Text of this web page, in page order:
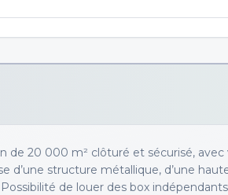
de 20 000 m² clôturé et sécurisé, avec
d’une structure métallique, d’une
de louer des box indépendants